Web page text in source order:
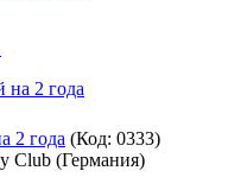
2 года (Код: 0333)
Club (Германия)